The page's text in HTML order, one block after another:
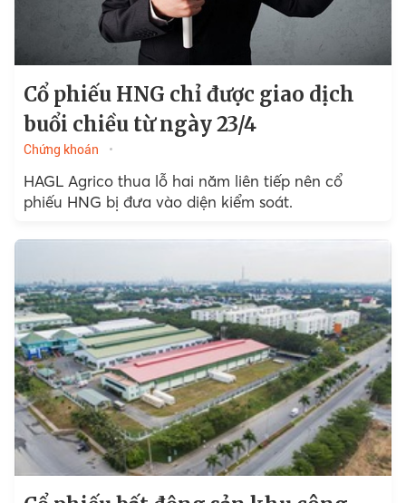
Cổ phiếu HNG chỉ được giao dịch
buổi chiều từ ngày 23/4
Chứng khoán
HAGL Agrico thua lỗ hai năm liên tiếp nên cổ
phiếu HNG bị đưa vào diện kiểm soát.